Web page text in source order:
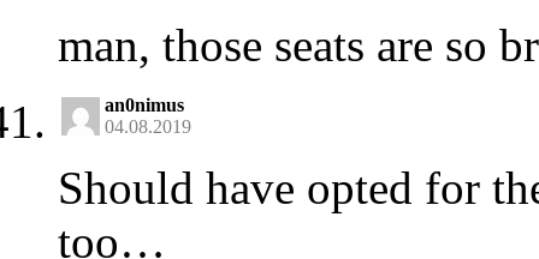
man, those seats are so
an0nimus
04.08.2019
Should have opted for
too…